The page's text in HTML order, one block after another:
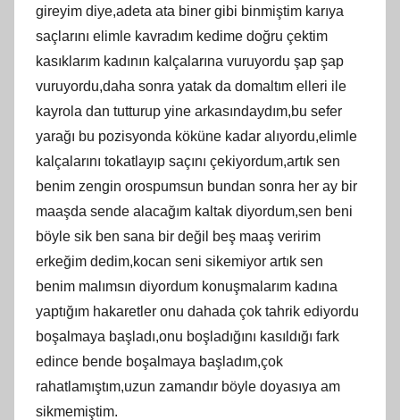
gireyim diye,adeta ata biner gibi binmiştim karıya
saçlarını elimle kavradım kedime doğru çektim
kasıklarım kadının kalçalarına vuruyordu şap şap
vuruyordu,daha sonra yatak da domaltım elleri ile
kayrola dan tutturup yine arkasındaydım,bu sefer
yarağı bu pozisyonda köküne kadar alıyordu,elimle
kalçalarını tokatlayıp saçını çekiyordum,artık sen
benim zengin orospumsun bundan sonra her ay bir
maaşda sende alacağım kaltak diyordum,sen beni
böyle sik ben sana bir değil beş maaş veririm
erkeğim dedim,kocan seni sikemiyor artık sen
benim malımsın diyordum konuşmalarım kadına
yaptığım hakaretler onu dahada çok tahrik ediyordu
boşalmaya başladı,onu boşladığını kasıldığı fark
edince bende boşalmaya başladım,çok
rahatlamıştım,uzun zamandır böyle doyasıya am
sikmemiştim.